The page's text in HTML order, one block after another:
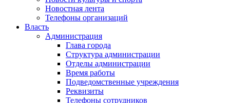
Новостная лента
Телефоны организаций
Власть
Администрация
Глава города
Структура администрации
Отделы администрации
Время работы
Подведомственные учреждения
Реквизиты
Телефоны сотрудников